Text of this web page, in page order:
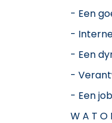
- Een
-
- Een
-
- Een
W A T O